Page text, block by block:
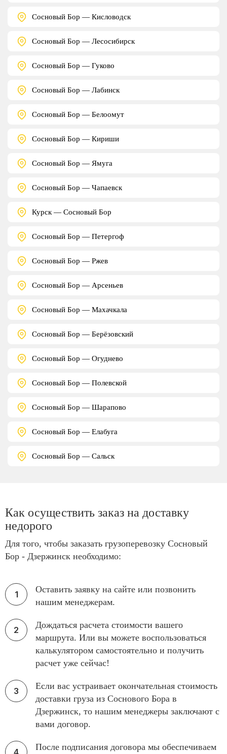
Сосновый Бор — Кисловодск
Сосновый Бор — Лесосибирск
Сосновый Бор — Гуково
Сосновый Бор — Лабинск
Сосновый Бор — Белоомут
Сосновый Бор — Кириши
Сосновый Бор — Ямуга
Сосновый Бор — Чапаевск
Курск — Сосновый Бор
Сосновый Бор — Петергоф
Сосновый Бор — Ржев
Сосновый Бор — Арсеньев
Сосновый Бор — Махачкала
Сосновый Бор — Берёзовский
Сосновый Бор — Огуднево
Сосновый Бор — Полевской
Сосновый Бор — Шарапово
Сосновый Бор — Елабуга
Сосновый Бор — Сальск
Как осуществить заказ на доставку
недорого
Для того, чтобы заказать грузоперевозку Сосновый
Бор - Дзержинск необходимо:
Оставить заявку на сайте или позвонить
нашим менеджерам.
Дождаться расчета стоимости вашего
маршрута. Или вы можете воспользоваться
калькулятором самостоятельно и получить
расчет уже сейчас!
Если вас устраивает окончательная стоимость
доставки груза из Соснового Бора в
Дзержинск, то нашим менеджеры заключают с
вами договор.
После подписания договора мы обеспечиваем